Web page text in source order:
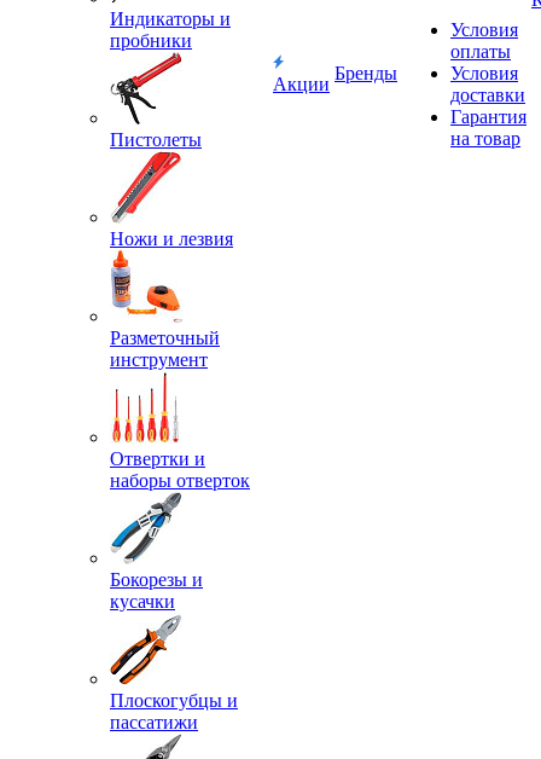
Индикаторы и
пробники
Пистолеты
Ножи и лезвия
Разметочный
инструмент
Отвертки и
наборы отверток
Бокорезы и
кусачки
Плоскогубцы и
пассатижи
Акции
Бренды
Условия
оплаты
Условия
доставки
Гарантия
на товар